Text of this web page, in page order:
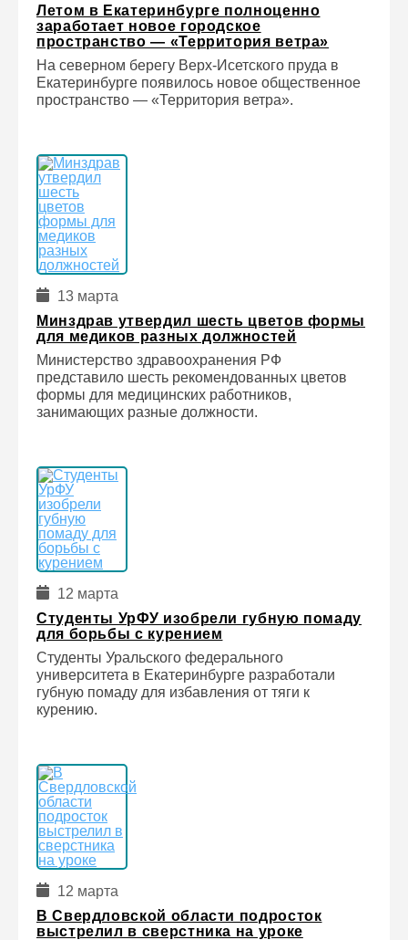
Летом в Екатеринбурге полноценно
заработает новое городское
пространство — «Территория ветра»
На северном берегу Верх-Исетского пруда в
Екатеринбурге появилось новое общественное
пространство — «Территория ветра».
13 марта
Минздрав утвердил шесть цветов формы
для медиков разных должностей
Министерство здравоохранения РФ
представило шесть рекомендованных цветов
формы для медицинских работников,
занимающих разные должности.
12 марта
Студенты УрФУ изобрели губную помаду
для борьбы с курением
Студенты Уральского федерального
университета в Екатеринбурге разработали
губную помаду для избавления от тяги к
курению.
12 марта
В Свердловской области подросток
выстрелил в сверстника на уроке